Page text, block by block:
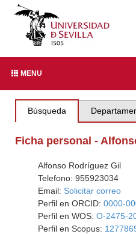
MENU
Búsqueda
Ficha personal -
Alfonso Rodríguez Gil
Telefono: 955923034
Email: Solicitar correo
Perfil en ORCID: 0000-
Perfil en WOS: O-2475-
Perfil en Scopus: